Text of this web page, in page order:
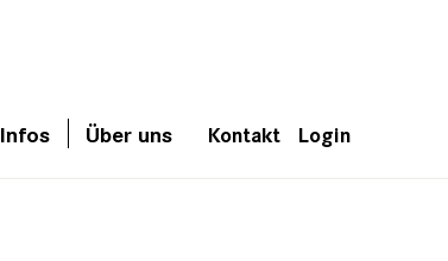
Infos Über uns Kontakt Login